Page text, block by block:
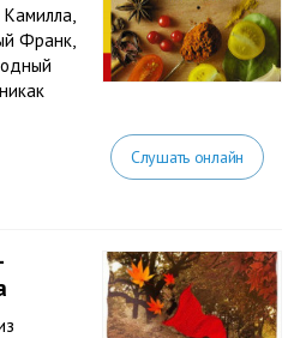
Франк,
Слушать онлайн